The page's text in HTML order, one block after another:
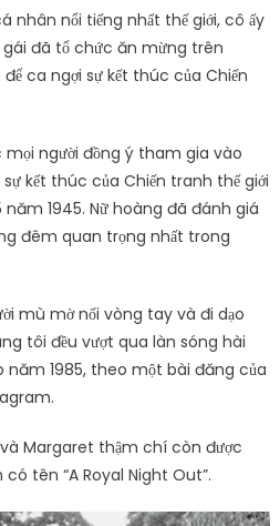
nhân nổi tiếng nhất thế giới, cô ấy
đã tổ chức ăn mừng trên
ca ngợi sự kết thúc của Chiến
người đồng ý tham gia vào
kết thúc của Chiến tranh thế giới
1945. Nữ hoàng đã đánh giá
đêm quan trọng nhất trong
mù mờ nối vòng tay và đi dạo
tôi đều vượt qua làn sóng hài
năm 1985, theo một bài đăng của
Margaret thậm chí còn được
tên “A Royal Night Out”.